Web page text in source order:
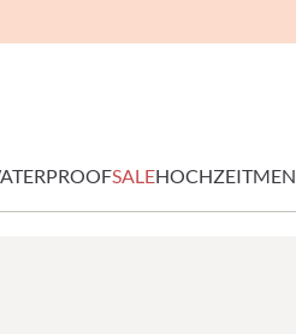
SALEHOCHZEITMEN